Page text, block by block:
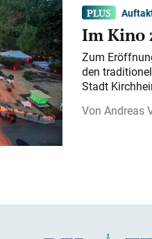
Im Kino
Zum
den
Stadt
Andreas